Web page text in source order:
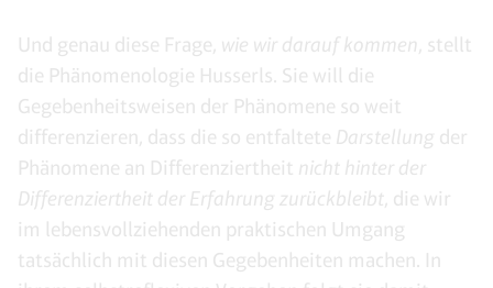
Und genau diese Frage, wie wir darauf kommen, stellt
die Phänomenologie Husserls. Sie will die
Gegebenheitsweisen der Phänomene so weit
differenzieren, dass die so entfaltete Darstellung der
Phänomene an Differenziertheit nicht hinter der
Differenziertheit der Erfahrung zurückbleibt, die wir
im lebensvollziehenden praktischen Umgang
tatsächlich mit diesen Gegebenheiten machen. In